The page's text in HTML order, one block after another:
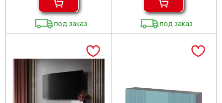
под заказ под заказ